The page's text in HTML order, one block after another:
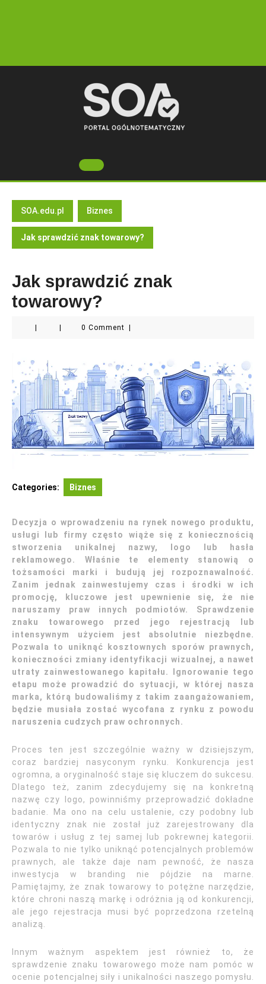
Open
Button
SOA.edu.pl Biznes
Jak sprawdzić znak towarowy?
Jak sprawdzić znak
towarowy?
0 Comment
Categories: Biznes
Decyzja o wprowadzeniu na rynek nowego produktu,
usługi lub firmy często wiąże się z koniecznością
stworzenia unikalnej nazwy, logo lub hasła
reklamowego. Właśnie te elementy stanowią o
tożsamości marki i budują jej rozpoznawalność.
Zanim jednak zainwestujemy czas i środki w ich
promocję, kluczowe jest upewnienie się, że nie
naruszamy praw innych podmiotów. Sprawdzenie
znaku towarowego przed jego rejestracją lub
intensywnym użyciem jest absolutnie niezbędne.
Pozwala to uniknąć kosztownych sporów prawnych,
konieczności zmiany identyfikacji wizualnej, a nawet
utraty zainwestowanego kapitału. Ignorowanie tego
etapu może prowadzić do sytuacji, w której nasza
marka, którą budowaliśmy z takim zaangażowaniem,
będzie musiała zostać wycofana z rynku z powodu
naruszenia cudzych praw ochronnych.
Proces ten jest szczególnie ważny w dzisiejszym,
coraz bardziej nasyconym rynku. Konkurencja jest
ogromna, a oryginalność staje się kluczem do sukcesu.
Dlatego też, zanim zdecydujemy się na konkretną
nazwę czy logo, powinniśmy przeprowadzić dokładne
badanie. Ma ono na celu ustalenie, czy podobny lub
identyczny znak nie został już zarejestrowany dla
towarów i usług z tej samej lub pokrewnej kategorii.
Pozwala to nie tylko uniknąć potencjalnych problemów
prawnych, ale także daje nam pewność, że nasza
inwestycja w branding nie pójdzie na marne.
Pamiętajmy, że znak towarowy to potężne narzędzie,
które chroni naszą markę i odróżnia ją od konkurencji,
ale jego rejestracja musi być poprzedzona rzetelną
analizą.
Innym ważnym aspektem jest również to, że
sprawdzenie znaku towarowego może nam pomóc w
ocenie potencjalnej siły i unikalności naszego pomysłu.